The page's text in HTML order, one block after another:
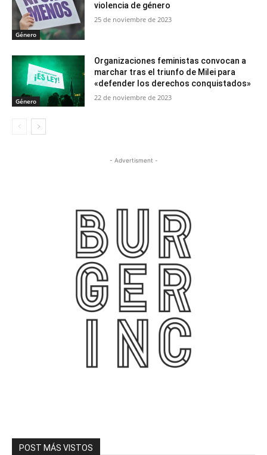
Género
violencia de género
25 de noviembre de 2023
Género
Organizaciones feministas convocan a
marchar tras el triunfo de Milei para
«defender los derechos conquistados»
22 de noviembre de 2023
- Advertisment -
POST MÁS VISTOS